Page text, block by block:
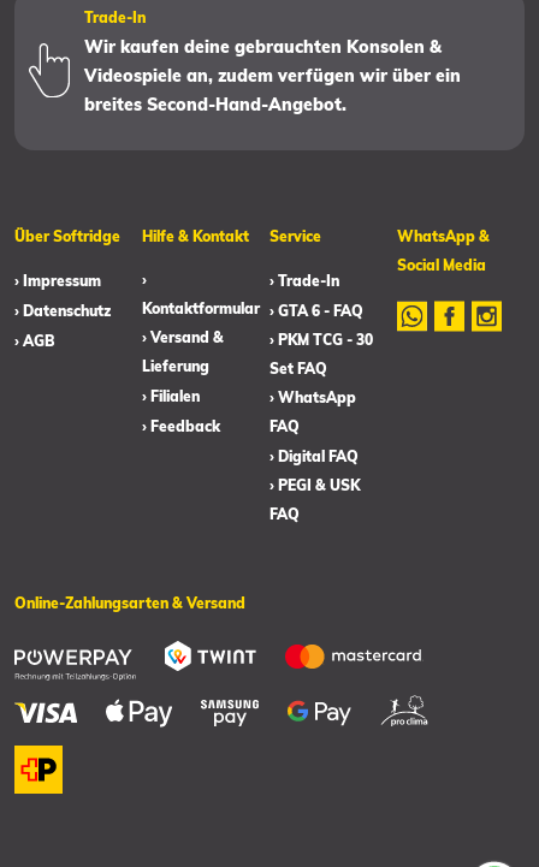
Trade-In
Wir kaufen deine gebrauchten Konsolen &
Videospiele an, zudem verfügen wir über ein
breites Second-Hand-Angebot.
Über Softridge
› Impressum
› Datenschutz
› AGB
Hilfe & Kontakt
›
Kontaktformular
› Versand &
Lieferung
› Filialen
› Feedback
Service
› Trade-In
› GTA 6 - FAQ
› PKM TCG - 30
Set FAQ
› WhatsApp
FAQ
› Digital FAQ
› PEGI & USK
FAQ
WhatsApp &
Social Media
Online-Zahlungsarten & Versand